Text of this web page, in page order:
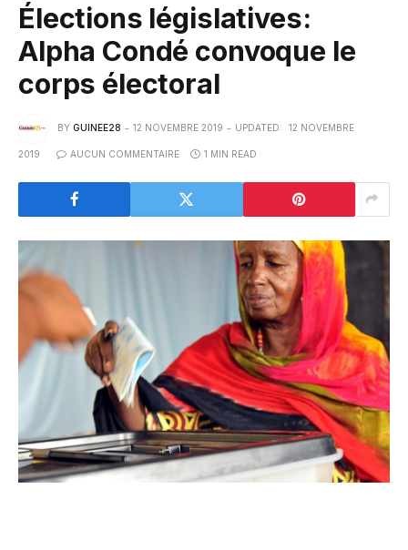
Élections législatives:
Alpha Condé convoque le
corps électoral
BY GUINEE28 12 NOVEMBRE 2019 UPDATED: 12 NOVEMBRE
2019 AUCUN COMMENTAIRE 1 MIN READ